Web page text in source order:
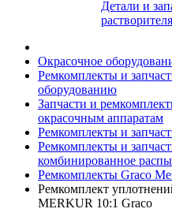
Детали и
растворителя
Окрасочное
Ремкомплекты и
оборудованию
Запчасти и
окрасочным аппаратам
Ремкомплекты и
Ремкомплекты и
комбинированное
Ремкомплекты Graco
Ремкомплект
MERKUR 10:1 Graco